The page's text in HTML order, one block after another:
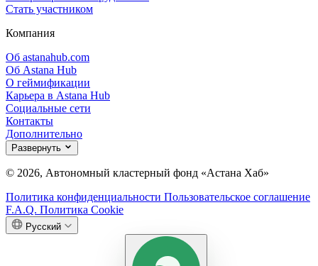
Стать участником
Компания
Об astanahub.com
Об Astana Hub
О геймификации
Карьера в Astana Hub
Социальные сети
Контакты
Дополнительно
Развернуть
© 2026, Автономный кластерный фонд «Астана Хаб»
Политика конфиденциальности Пользовательское соглашение
F.A.Q. Политика Cookie
Русский